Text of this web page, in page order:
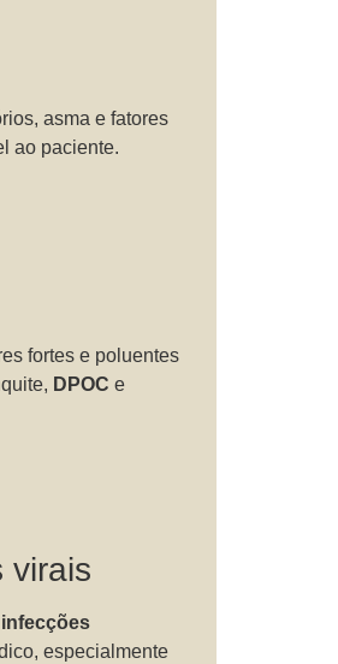
asma e fatores
ao paciente.
fortes e poluentes
DPOC e
virais
infecções
especialmente